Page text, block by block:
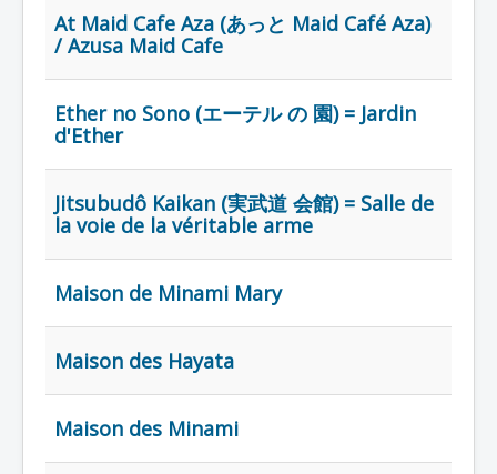
Toku-Actrices
Séries
Films
Dessins
Artiste Asperger
Lexique
Acteur
At Maid Cafe Aza (あっと Maid Café Aza)
/ Azusa Maid Cafe
Ether no Sono (エーテル の 園) = Jardin
d'Ether
Jitsubudô Kaikan (実武道 会館) = Salle de
la voie de la véritable arme
Maison de Minami Mary
Maison des Hayata
Maison des Minami